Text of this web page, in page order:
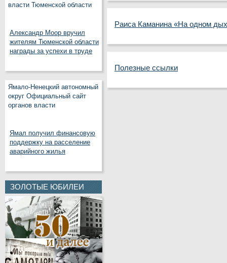
власти Тюменской области
Александр Моор вручил
жителям Тюменской области
награды за успехи в труде
Ямало-Ненецкий автономный
округ Официальный сайт
органов власти
Ямал получил финансовую
поддержку на расселение
аварийного жилья
ЗОЛОТЫЕ ЮБИЛЕИ
Раиса Каманина «На одном
Полезные ссылки